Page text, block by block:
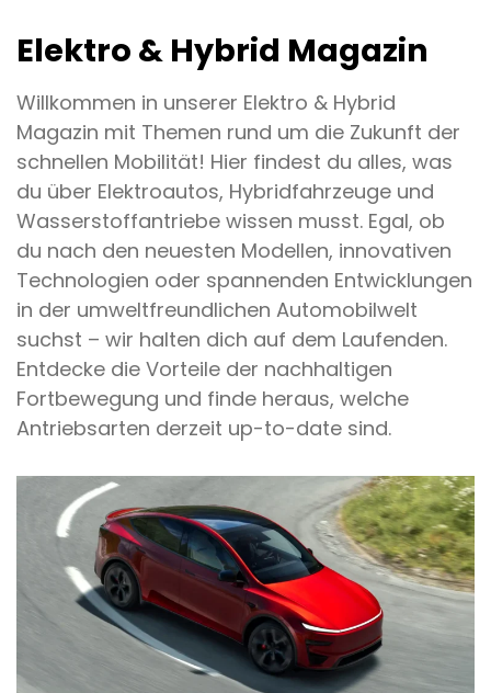
Elektro & Hybrid Magazin
Willkommen in unserer Elektro & Hybrid
Magazin mit Themen rund um die Zukunft der
schnellen Mobilität! Hier findest du alles, was
du über Elektroautos, Hybridfahrzeuge und
Wasserstoffantriebe wissen musst. Egal, ob
du nach den neuesten Modellen, innovativen
Technologien oder spannenden Entwicklungen
in der umweltfreundlichen Automobilwelt
suchst – wir halten dich auf dem Laufenden.
Entdecke die Vorteile der nachhaltigen
Fortbewegung und finde heraus, welche
Antriebsarten derzeit up-to-date sind.